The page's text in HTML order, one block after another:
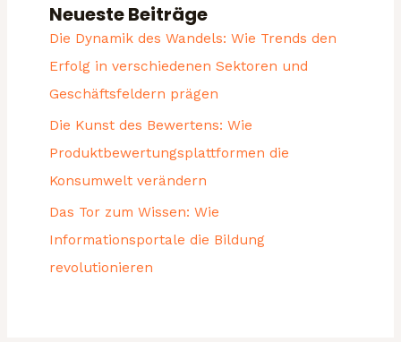
Neueste Beiträge
Die Dynamik des Wandels: Wie Trends den
Erfolg in verschiedenen Sektoren und
Geschäftsfeldern prägen
Die Kunst des Bewertens: Wie
Produktbewertungsplattformen die
Konsumwelt verändern
Das Tor zum Wissen: Wie
Informationsportale die Bildung
revolutionieren